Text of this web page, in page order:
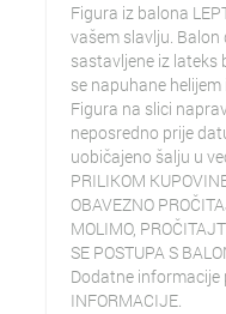
Figura iz balona
vašem slavlju.
sastavljene iz lateks
se napuhane helijem
Figura na slici
neposredno prije
uobičajeno šalju u
PRILIKOM
OBAVEZNO
MOLIMO,
SE POSTUPA S
Dodatne
INFORMACIJE.